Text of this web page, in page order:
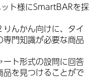
ト様にSmartBARを採
んかん向けに、タイ
門知識が必要な商品
ト形式の設問に回答
を見つけることがで